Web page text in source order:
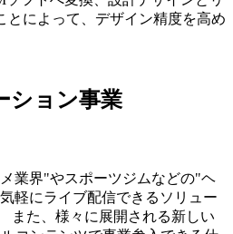
とによって、デザイン精度を高め
ション事業
業界"やスポーツジムなどの"ヘ
軽にライブ配信できるソリュー
また、様々に展開される新しい